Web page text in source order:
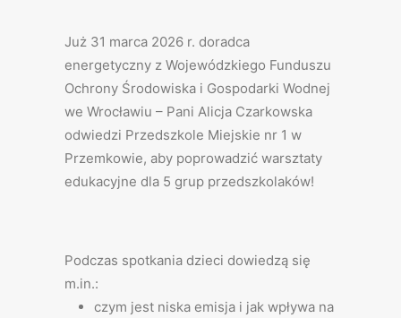
Już 31 marca 2026 r. doradca
energetyczny z Wojewódzkiego Funduszu
Ochrony Środowiska i Gospodarki Wodnej
we Wrocławiu – Pani Alicja Czarkowska
odwiedzi Przedszkole Miejskie nr 1 w
Przemkowie, aby poprowadzić warsztaty
edukacyjne dla 5 grup przedszkolaków!
Podczas spotkania dzieci dowiedzą się
m.in.:
czym jest niska emisja i jak wpływa na